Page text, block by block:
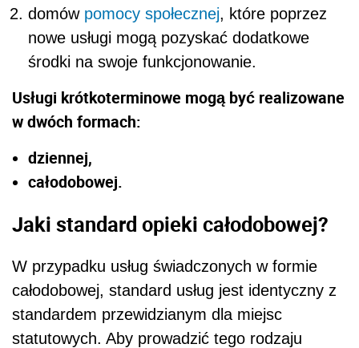
domów pomocy społecznej, które poprzez
nowe usługi mogą pozyskać dodatkowe
środki na swoje funkcjonowanie.
Usługi krótkoterminowe mogą być realizowane
w dwóch formach:
dziennej,
całodobowej.
Jaki standard opieki całodobowej?
W przypadku usług świadczonych w formie
całodobowej, standard usług jest identyczny z
standardem przewidzianym dla miejsc
statutowych. Aby prowadzić tego rodzaju